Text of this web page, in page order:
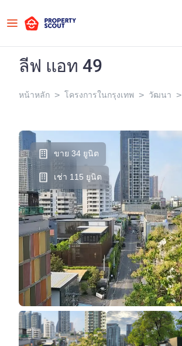
ลีฟ แอท 49
หน้าหลัก > โครงการในกรุงเทพ > วัฒนา >
ขาย 34 ยูนิต
เช่า 115 ยูนิต